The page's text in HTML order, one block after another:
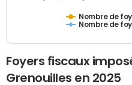
Nombre de
Nombre de
Foyers fiscaux
Grenouilles en 2025